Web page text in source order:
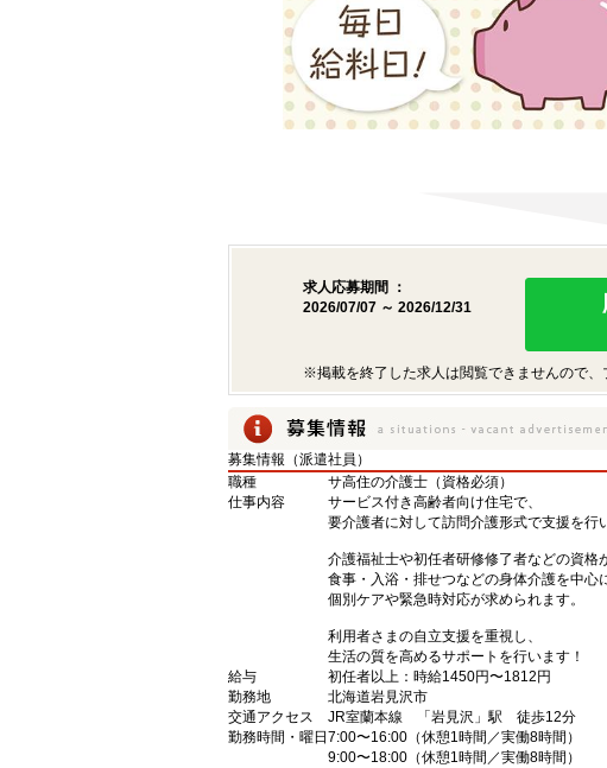
求人応募期間 ：
2026/07/07 ～ 2026/12/31
※掲載を終了した求人は閲覧できませんので、
募集情報（派遣社員）
職種
サ高住の介護士（資格必須）
仕事内容
サービス付き高齢者向け住宅で、
要介護者に対して訪問介護形式で支援を行
介護福祉士や初任者研修修了者などの資格
食事・入浴・排せつなどの身体介護を中心
個別ケアや緊急時対応が求められます。
利用者さまの自立支援を重視し、
生活の質を高めるサポートを行います！
給与
初任者以上：時給1450円〜1812円
勤務地
北海道岩見沢市
交通アクセス
JR室蘭本線 「岩見沢」駅 徒歩12分
勤務時間・曜日 7:00〜16:00（休憩1時間／実働8時間）
9:00〜18:00（休憩1時間／実働8時間）